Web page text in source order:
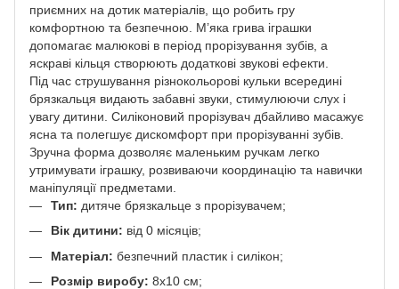
приємних на дотик матеріалів, що робить гру
комфортною та безпечною. М’яка грива іграшки
допомагає малюкові в період прорізування зубів, а
яскраві кільця створюють додаткові звукові ефекти.
Під час струшування різнокольорові кульки всередині
брязкальця видають забавні звуки, стимулюючи слух і
увагу дитини. Силіконовий прорізувач дбайливо масажує
ясна та полегшує дискомфорт при прорізуванні зубів.
Зручна форма дозволяє маленьким ручкам легко
утримувати іграшку, розвиваючи координацію та навички
маніпуляції предметами.
Тип: дитяче брязкальце з прорізувачем;
Вік дитини: від 0 місяців;
Матеріал: безпечний пластик і силікон;
Розмір виробу: 8х10 см;